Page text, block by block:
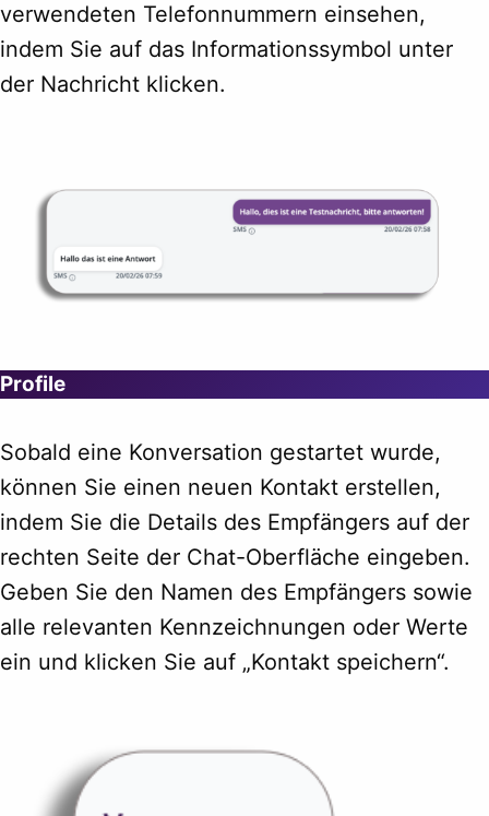
verwendeten Telefonnummern einsehen,
indem Sie auf das Informationssymbol unter
der Nachricht klicken.
Profile
Sobald eine Konversation gestartet wurde,
können Sie einen neuen Kontakt erstellen,
indem Sie die Details des Empfängers auf der
rechten Seite der Chat-Oberfläche eingeben.
Geben Sie den Namen des Empfängers sowie
alle relevanten Kennzeichnungen oder Werte
ein und klicken Sie auf „Kontakt speichern“.